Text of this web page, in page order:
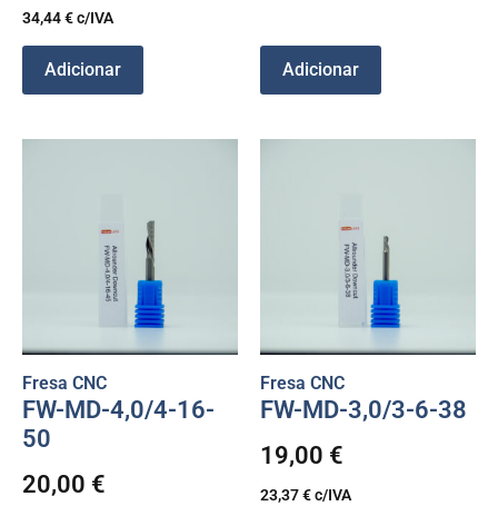
34,44€c/IVA
Adicionar Adicionar
Fresa CNC
FW-MD-4,0/4-16-
50
20,00 €
Fresa CNC
FW-MD-3,0/3-6-38
19,00 €
23,37€c/IVA